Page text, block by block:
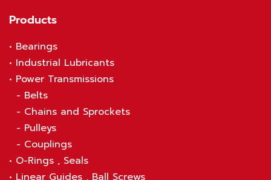
Products
• Bearings
• Industrial Lubricants
• Power Transmissions
- Belts
- Chains and Sprockets
- Pulleys
- Couplings
• O-Rings , Seals
• Linear Guides , Ball Screws